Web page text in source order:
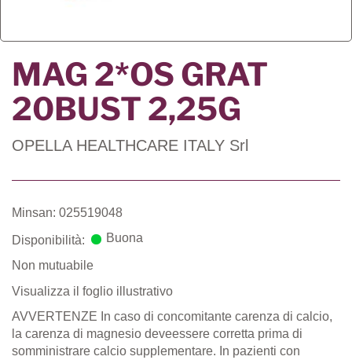
MAG 2*OS GRAT
20BUST 2,25G
OPELLA HEALTHCARE ITALY Srl
Minsan: 025519048
Disponibilità: Buona
Non mutuabile
Visualizza il foglio illustrativo
AVVERTENZE In caso di concomitante carenza di calcio,
la carenza di magnesio deveessere corretta prima di
somministrare calcio supplementare. In pazienti con